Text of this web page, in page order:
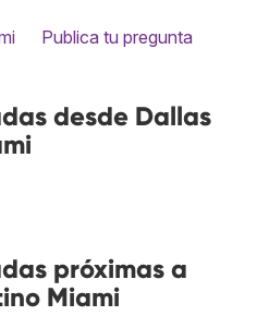
Publica tu pregunta
desde Dallas
próximas a
Miami